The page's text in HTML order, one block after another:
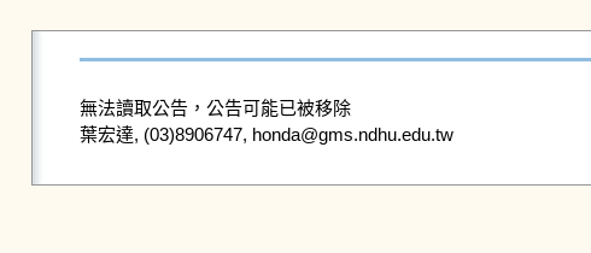
無法讀取公告，公告可能已被移除
葉宏達, (03)8906747, honda@gms.ndhu.edu.tw